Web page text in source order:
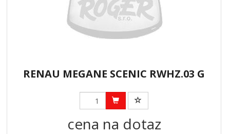
RENAU MEGANE SCENIC RWHZ.03 G
cena na dotaz